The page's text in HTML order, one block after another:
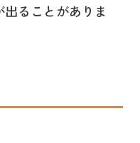
ることがありま